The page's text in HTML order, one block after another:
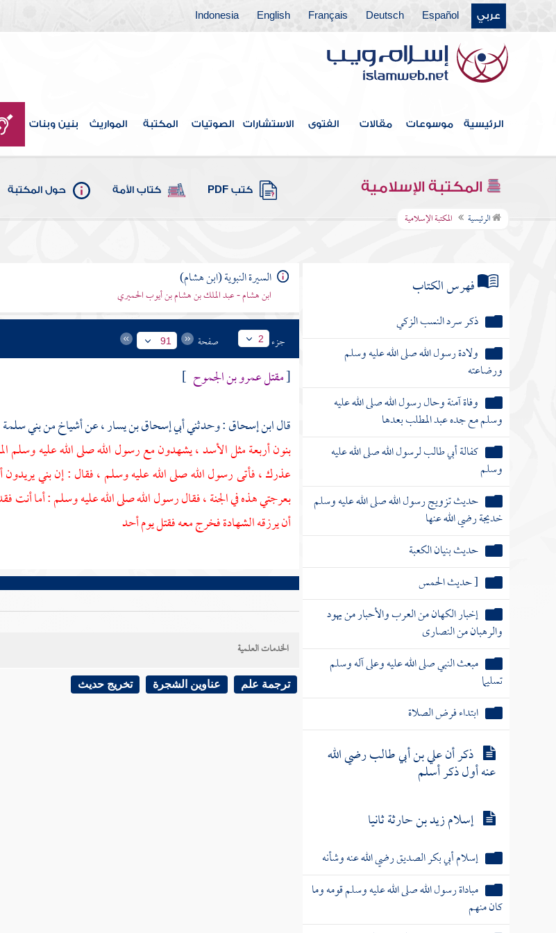
عربي Español
Deutsch
Français
English
Indonesia
الرئيسية موسوعات مقالات الفتوى الاستشارات الصوتيات المكتبة المواريث بنين وبنات
المكتبة الإسلامية كتب PDF كتاب الأمة حول المكتبة
الرئيسية المكتبة الإسلامية
فهرس الكتاب
ذكر سرد النسب الزكي
ولادة رسول الله صلى الله عليه وسلم
ورضاعته
وفاة آمنة وحال رسول الله صلى الله عليه
وسلم مع جده عبد المطلب بعدها
كفالة أبي طالب لرسول الله صلى الله عليه
وسلم
حديث تزويج رسول الله صلى الله عليه وسلم
خديجة رضي الله عنها
حديث بنيان الكعبة
[ حديث الحمس
إخبار الكهان من العرب والأحبار من يهود
والرهبان من النصارى
مبعث النبي صلى الله عليه وعلى آله وسلم
تسليما
ابتداء فرض الصلاة
ذكر أن علي بن أبي طالب رضي الله
عنه أول ذكر أسلم
إسلام زيد بن حارثة ثانيا
إسلام أبي بكر الصديق رضي الله عنه وشأنه
مباداة رسول الله صلى الله عليه وسلم قومه وما
كان منهم
السيرة النبوية (ابن هشام)
ابن هشام - عبد الملك بن هشام بن أيوب الحميري
جزء 2 صفحة 91
[مقتل عمرو بن الجموح ]
قالابن إسحاق: وحدثنيأبي إسحاق بن يسار، عن أشياخ منبني سلمة
بنون أربعة مثل الأسد ، يشهدون مع رسول الله صلى الله عليه وسلم
عذرك ، فأتى رسول الله صلى الله عليه وسلم ، فقال : إن بني
بعرجتي هذه في الجنة ، فقال رسول الله صلى الله عليه وسلم : أما أنت
أن يرزقه الشهادة فخرج معه فقتل يومأحد
الخدمات العلمية
ترجمة علم عناوين الشجرة تخريج حديث